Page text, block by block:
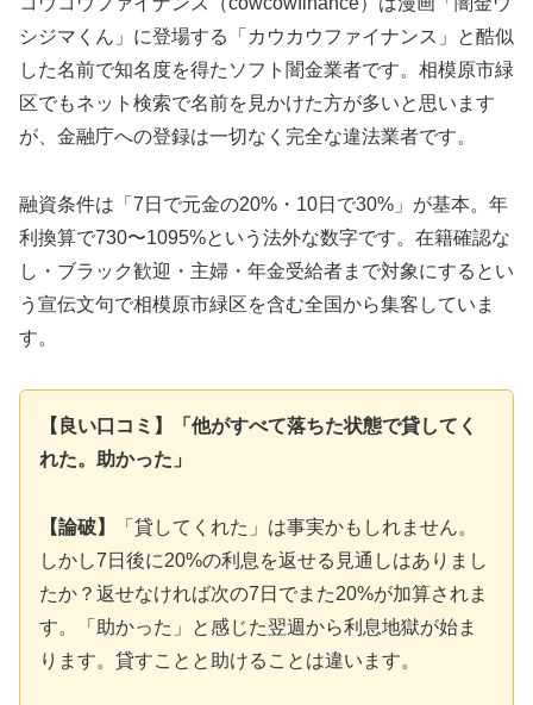
シジマくん」に登場する「カウカウファイナンス」と酷似
した名前で知名度を得たソフト闇金業者です。相模原市緑
区でもネット検索で名前を見かけた方が多いと思います
が、金融庁への登録は一切なく完全な違法業者です。
融資条件は「7日で元金の20%・10日で30%」が基本。年
利換算で730〜1095%という法外な数字です。在籍確認な
し・ブラック歓迎・主婦・年金受給者まで対象にするとい
う宣伝文句で相模原市緑区を含む全国から集客していま
す。
【良い口コミ】「他がすべて落ちた状態で貸してく
れた。助かった」
【論破】
「貸してくれた」は事実かもしれません。
しかし7日後に20%の利息を返せる見通しはありまし
たか？返せなければ次の7日でまた20%が加算されま
す。「助かった」と感じた翌週から利息地獄が始ま
ります。貸すことと助けることは違います。